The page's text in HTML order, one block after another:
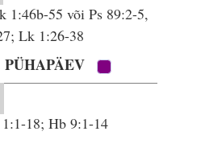
1:46b-55 või Ps 89:2-5,
Lk 1:26-38
18; Hb 9:1-14